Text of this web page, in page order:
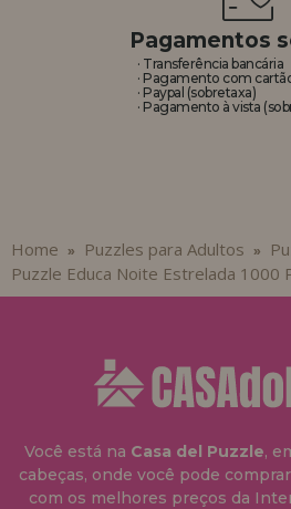
Pagamentos
· Transferência bancária
· Pagamento com
· Paypal (sobretaxa)
· Pagamento à vista
Home » Puzzles para Adultos »
Puzzle Educa Noite Estrelada 1000
Você está na Casa del Puzzle,
cabeças, onde você pode
com os melhores preços da